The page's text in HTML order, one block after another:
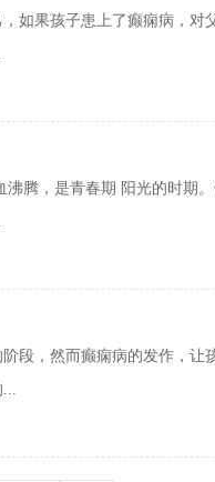
如果孩子患上了癫痫病，对
腾，是青春期 阳光的时期
段，然而癫痫病的发作，让
...